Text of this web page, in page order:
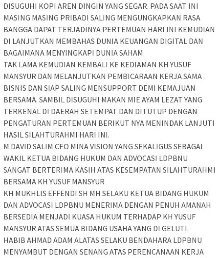
DISUGUHI KOPI AREN DINGIN YANG SEGAR. PADA SAAT INI
MASING MASING PRIBADI SALING MENGUNGKAPKAN RASA
BANGGA DAPAT TERJADINYA PERTEMUAN HARI INI KEMUDIAN
DI LANJUTKAN MEMBAHAS DUNIA KEUANGAN DIGITAL DAN
BAGAIMANA MENYINGKAPI DUNIA SAHAM
TAK LAMA KEMUDIAN KEMBALI KE KEDIAMAN KH YUSUF
MANSYUR DAN MELANJUTKAN PEMBICARAAN KERJA SAMA
BISNIS DAN SIAP SALING MENSUPPORT DEMI KEMAJUAN
BERSAMA. SAMBIL DISUGUHI MAKAN MIE AYAM LEZAT YANG
TERKENAL DI DAERAH SETEMPAT DAN DITUTUP DENGAN
PENGATURAN PERTEMUAN BERIKUT NYA MENINDAK LANJUTI
HASIL SILAHTURAHMI HARI INI.
M.DAVID SALIM CEO MINA VISION YANG SEKALIGUS SEBAGAI
WAKIL KETUA BIDANG HUKUM DAN ADVOCASI LDPBNU
SANGAT BERTERIMA KASIH ATAS KESEMPATAN SILAHTURAHMI
BERSAMA KH YUSUF MANSYUR
KH MUKHLIS EFFENDI SH MH SELAKU KETUA BIDANG HUKUM
DAN ADVOCASI LDPBNU MENERIMA DENGAN PENUH AMANAH
BERSEDIA MENJADI KUASA HUKUM TERHADAP KH YUSUF
MANSYUR ATAS SEMUA BIDANG USAHA YANG DI GELUTI.
HABIB AHMAD ADAM ALATAS SELAKU BENDAHARA LDPBNU
MENYAMBUT DENGAN SENANG ATAS PERENCANAAN KERJA